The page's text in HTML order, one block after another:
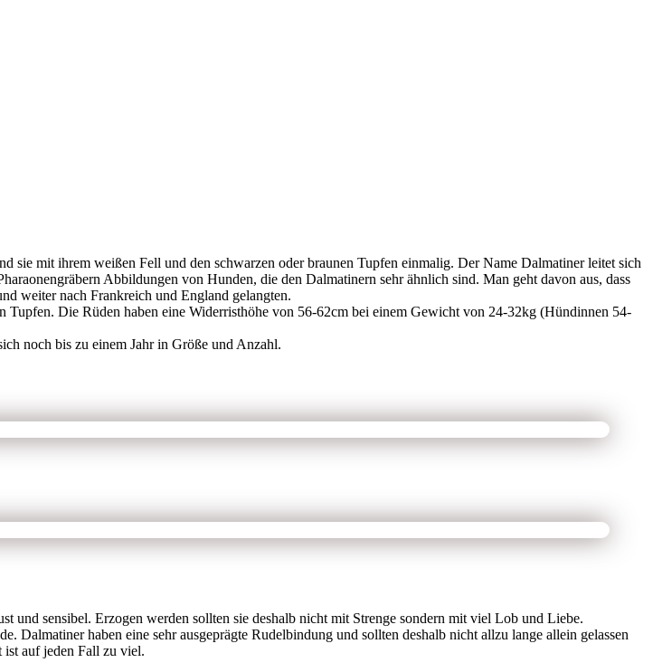
sie mit ihrem weißen Fell und den schwarzen oder braunen Tupfen einmalig. Der Name Dalmatiner leitet sich
Abbildungen von Hunden, die den Dalmatinern sehr ähnlich sind. Man geht davon aus, dass
weiter nach Frankreich und England gelangten.
Die Rüden haben eine Widerristhöhe von 56-62cm bei einem Gewicht von 24-32kg (Hündinnen 54-
noch bis zu einem Jahr in Größe und Anzahl.
und sensibel. Erzogen werden sollten sie deshalb nicht mit Strenge sondern mit viel Lob und Liebe.
haben eine sehr ausgeprägte Rudelbindung und sollten deshalb nicht allzu lange allein gelassen
ist auf jeden Fall zu viel.